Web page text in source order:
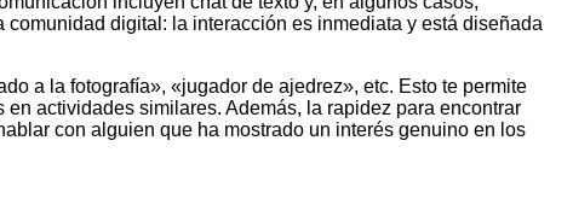
comunidad digital: la interacción es inmediata y está diseñada
a la fotografía», «jugador de ajedrez», etc. Esto te permite
actividades similares. Además, la rapidez para encontrar
con alguien que ha mostrado un interés genuino en los